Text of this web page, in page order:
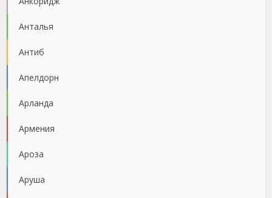
Анталья
Антиб
Апелдорн
Арланда
Армения
Ароза
Аруша